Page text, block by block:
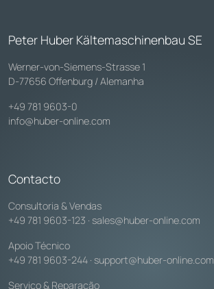
Peter Huber Kältemaschinenbau SE
Werner-von-Siemens-Strasse 1
D-77656 Offenburg / Alemanha
+49 781 9603-0
info@huber-online.com
Contacto
Consultoria & Vendas
+49 781 9603-123 · sales@huber-online.com
Apoio Técnico
+49 781 9603-244 · support@huber-online.com
Serviço & Reparação